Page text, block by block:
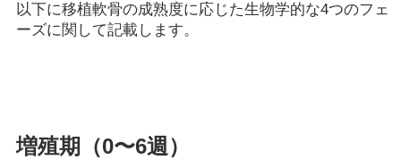
以下に移植軟骨の成熟度に応じた生物学的な4つのフェ
ーズに関して記載します。
増殖期（0〜6週）